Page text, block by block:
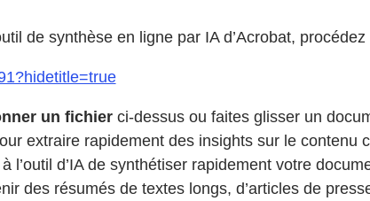
de synthèse en ligne par IA d’Acrobat,
un fichierci-dessus ou faites glisser un
extraire rapidement des insights sur le contenu
l’outil d’IA de synthétiser rapidement votre
des résumés de textes longs, d’articles de